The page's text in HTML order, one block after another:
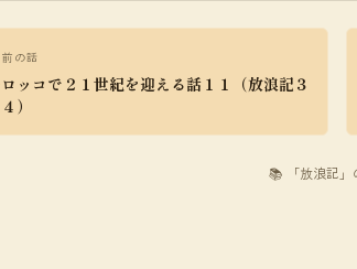
の話
ッコで２１世紀を迎える話１１（放浪記３
）
📚 「放浪記」